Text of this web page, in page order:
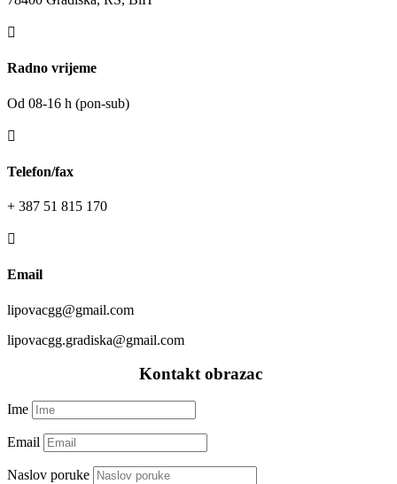

Radno vrijeme
Od 08-16 h (pon-sub)

Telefon/fax
+ 387 51 815 170

Email
lipovacgg@gmail.com
lipovacgg.gradiska@gmail.com
Kontakt obrazac
Ime
Email
Naslov poruke